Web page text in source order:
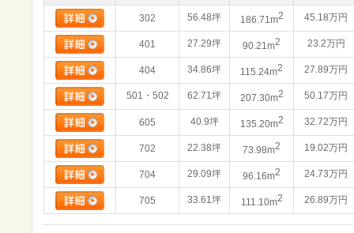
302 56.48坪 186.71m2 45.18万円
401 27.29坪 90.21m2 23.2万円
404 34.86坪 115.24m2 27.89万円
501・502 62.71坪 207.30m2 50.17万円
605 40.9坪 135.20m2 32.72万円
702 22.38坪 73.98m2 19.02万円
704 29.09坪 96.16m2 24.73万円
705 33.61坪 111.10m2 26.89万円